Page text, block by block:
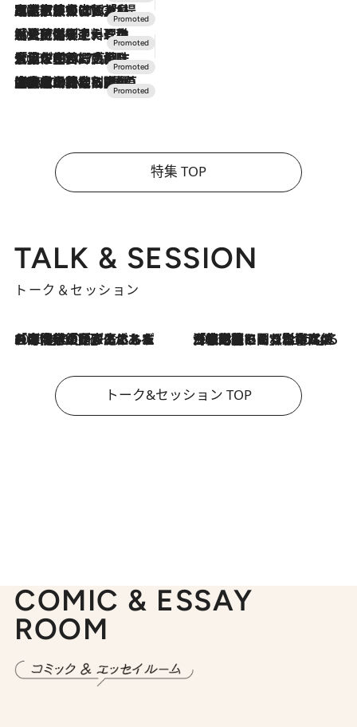
2026.7.31
【ホテル帰省】という選択肢をOMOが提案。家族とほどよい距離を保つには「昼は実家、夜は気兼ねなくホテルで！」
2026.7.24
【夏限定ディナーコース】旬を迎える稚鮎や花ズッキーニなどをイタリア・トスカーナの郷土料理の手法で満喫！
2026.7.17
「土佐和ハーブかき氷」がOMO7高知に登場！生姜、山椒、大葉など目にも舌にも涼を呼ぶ郷土の味
2026.7.10
NEW OPEN！【界 草津】名湯の地に誕生。趣の異なる2種の温泉と上州ならではの会席・蕎麦割烹など美食を味わう究極の癒やし旅
特集 TOP
TALK & SESSION
トーク＆セッション
2026.8.3
「今後値上げがあるとすれば…」「リスクがあるのは今年の冬」エネルギー専門家が語る、ホルムズ海峡封鎖が家庭にもたらす“ある心配” 2026.8.3
「住宅建てられない…」「サーチャージ料の高値が続いている」ホルムズ海峡封鎖による影響はいつまで続く？《エネルギー専門家に聞く“どうなる日本の暮らし”》
トーク&セッション TOP
COMIC & ESSAY
ROOM